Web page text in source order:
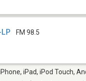
FM 98.5
iPad, iPod Touch,